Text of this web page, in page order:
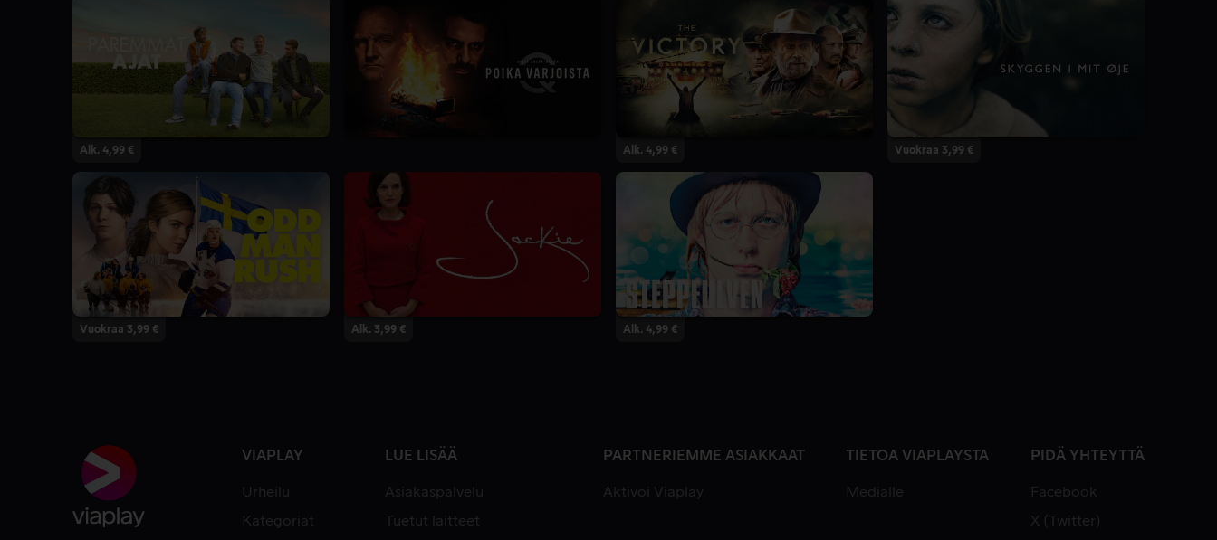
Alk. 4,99 € Alk. 4,99 € Vuokraa 3,99 €
Vuokraa 3,99 € Alk. 3,99 € Alk. 4,99 €
VIAPLAY
Urheilu
Kategoriat
LUE LISÄÄ
Asiakaspalvelu
Tuetut laitteet
PARTNERIEMME ASIAKKAAT
Aktivoi Viaplay
TIETOA VIAPLAYSTA
Medialle
PIDÄ YHTEYTTÄ
Facebook
X (Twitter)